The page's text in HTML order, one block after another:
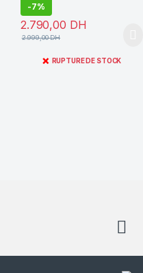
-7%
2.790,00 DH
2.999,00DH
❌ RUPTURE DE STOCK